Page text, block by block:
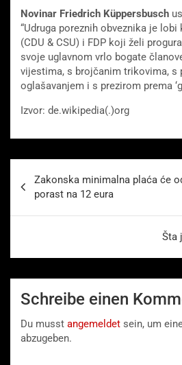
Novinar Friedrich Küppersbusch
“Udruga poreznih obveznika je
(CDU & CSU) i FDP koji želi
svoje uglavnom vrlo bogate
vijestima, s brojčanim trikovima, s
oglašavanjem i s prezirom prema
Izvor: de.wikipedia(.)org
Zakonska minimalna plaća će
porast na 12 eura
Šta
Schreibe einen
Du musst angemeldet sein, um
abzugeben.